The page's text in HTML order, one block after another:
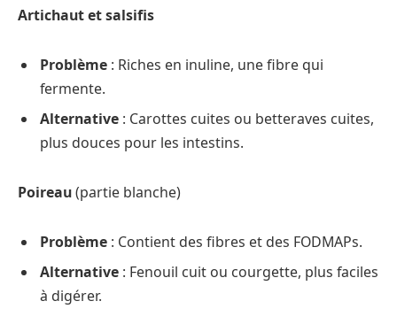
Artichaut et salsifis
Problème : Riches en inuline, une fibre qui
fermente.
Alternative : Carottes cuites ou betteraves cuites,
plus douces pour les intestins.
Poireau(partie blanche)
Problème : Contient des fibres et des FODMAPs.
Alternative : Fenouil cuit ou courgette, plus faciles
à digérer.